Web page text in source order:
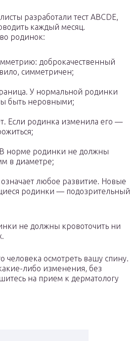
разработали тест ABCDE,
каждый месяц.
родинок:
доброкачественный
симметричен;
У нормальной родинки
быть неровными;
Если родинка изменила его —
норме родинки не должны
в диаметре;
любое развитие. Новые
родинки — подозрительный
не должны кровоточить ни
человека осмотреть вашу спину.
либо изменения, без
на прием к дерматологу